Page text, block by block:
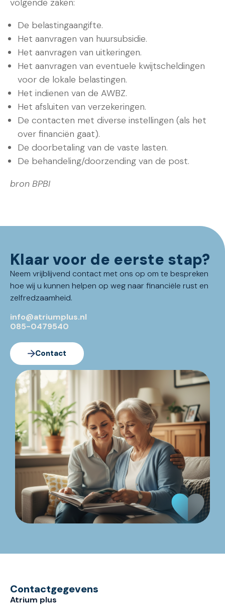
volgende zaken:
De belastingaangifte.
Het aanvragen van huursubsidie.
Het aanvragen van uitkeringen.
Het aanvragen van eventuele kwijtscheldingen
voor de lokale belastingen.
Het indienen van de AWBZ.
Het afsluiten van verzekeringen.
De contacten met diverse instellingen (als het
over financiën gaat).
De doorbetaling van de vaste lasten.
De behandeling/doorzending van de post.
bron BPBI
Klaar voor de eerste stap?
Neem vrijblijvend contact met ons op om te bespreken
hoe wij u kunnen helpen op weg naar financiële rust en
zelfredzaamheid.
info@atriumplus.nl
085-0479540
Contact
Contactgegevens
Atrium plus